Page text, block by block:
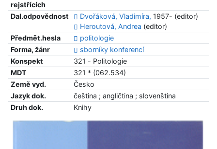
rejstřících
Dal.odpovědnost Dvořáková, Vladimíra, 1957- (editor)
Heroutová, Andrea (editor)
Předmět.hesla
politologie
Forma, žánr
sborníky konferencí
Konspekt
321 - Politologie
MDT
321 * (062.534)
Země vyd.
Česko
Jazyk dok.
čeština ; angličtina ; slovenština
Druh dok.
Knihy